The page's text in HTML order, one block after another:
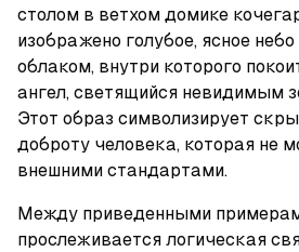
столом в ветхом домике
изображено голубое, ясное
облаком, внутри которого
ангел, светящийся невидимым
Этот образ символизирует
доброту человека, которая не
внешними стандартами.
Между приведенными
прослеживается логическая